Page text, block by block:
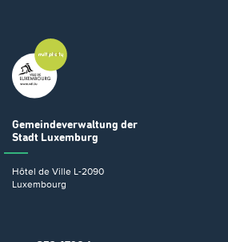
Gemeindeverwaltung der
Stadt Luxemburg
Hôtel de Ville L-2090
Luxembourg